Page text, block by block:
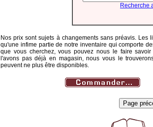
Recherche
Nos prix sont sujets à changements sans préavis.
qu'une infime partie de notre inventaire qui comporte
que vous cherchez, vous pouvez nous le faire
l'avons pas déjà en magasin, nous vous le
peuvent ne plus être disponibles.